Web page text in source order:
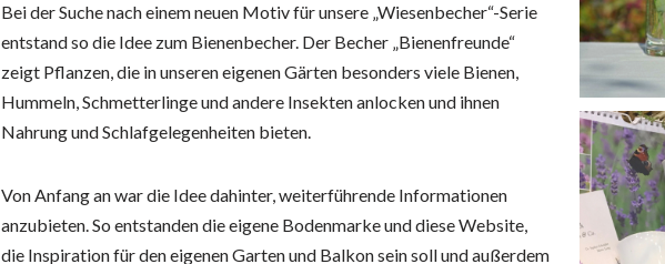
Bei der Suche nach einem neuen Motiv für unsere „Wiesenbecher“-Serie
entstand so die Idee zum Bienenbecher. Der Becher „Bienenfreunde“
zeigt Pflanzen, die in unseren eigenen Gärten besonders viele Bienen,
Hummeln, Schmetterlinge und andere Insekten anlocken und ihnen
Nahrung und Schlafgelegenheiten bieten.
Von Anfang an war die Idee dahinter, weiterführende Informationen
anzubieten. So entstanden die eigene Bodenmarke und diese Website,
die Inspiration für den eigenen Garten und Balkon sein soll und außerdem